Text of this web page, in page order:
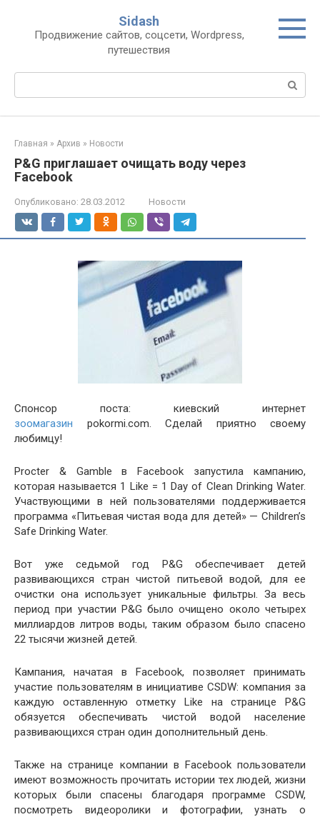
контенту
Sidash
Продвижение сайтов, соцсети, Wordpress,
путешествия
Главная » Архив » Новости
P&G приглашает очищать воду через
Facebook
Опубликовано: 28.03.2012 Новости
Спонсор поста: киевский интернет
зоомагазин pokormi.com. Сделай приятно своему
любимцу!
Procter & Gamble в Facebook запустила кампанию,
которая называется 1 Like = 1 Day of Clean Drinking Water.
Участвующими в ней пользователями поддерживается
программа «Питьевая чистая вода для детей» — Children’s
Safe Drinking Water.
Вот уже седьмой год P&G обеспечивает детей
развивающихся стран чистой питьевой водой, для ее
очистки она использует уникальные фильтры. За весь
период при участии P&G было очищено около четырех
миллиардов литров воды, таким образом было спасено
22 тысячи жизней детей.
Кампания, начатая в Facebook, позволяет принимать
участие пользователям в инициативе CSDW: компания за
каждую оставленную отметку Like на странице P&G
обязуется обеспечивать чистой водой население
развивающихся стран один дополнительный день.
Также на странице компании в Facebook пользователи
имеют возможность прочитать истории тех людей, жизни
которых были спасены благодаря программе CSDW,
посмотреть видеоролики и фотографии, узнать о